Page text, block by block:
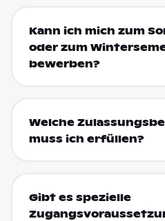
Kann ich mich zum
oder zum
bewerben?
Welche
muss ich erfüllen?
Gibt es spezielle